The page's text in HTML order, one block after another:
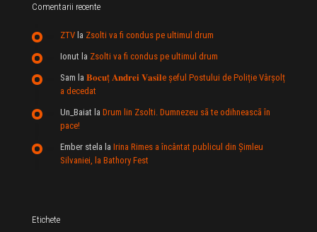
Comentarii recente
ZTV la Zsolti va fi condus pe ultimul drum
Ionut la Zsolti va fi condus pe ultimul drum
Sam la 𝐁𝐨𝐜𝐮ț 𝐀𝐧𝐝𝐫𝐞𝐢 𝐕𝐚𝐬𝐢𝐥e şeful Postului de Poliție Vârșolț
a decedat
Un_Baiat la Drum lin Zsolti. Dumnezeu sã te odihneascã în
pace!
Ember stela la Irina Rimes a încântat publicul din Şimleu
Silvaniei, la Bathory Fest
Etichete